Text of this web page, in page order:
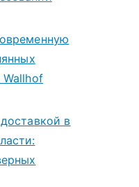
Wallhof
в